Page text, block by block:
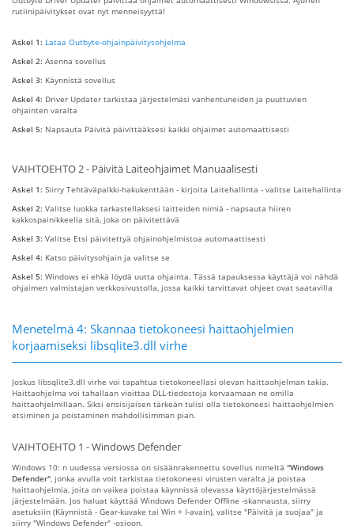
rutiinipäivitykset ovat nyt menneisyyttä!
Askel 1: Lataa Outbyte-ohjainpäivitysohjelma
Askel 2: Asenna sovellus
Askel 3: Käynnistä sovellus
Askel 4: Driver Updater tarkistaa järjestelmäsi vanhentuneiden ja puuttuvien
ohjainten varalta
Askel 5: Napsauta Päivitä päivittääksesi kaikki ohjaimet automaattisesti
VAIHTOEHTO 2 - Päivitä Laiteohjaimet Manuaalisesti
Askel 1: Siirry Tehtäväpalkki-hakukenttään - kirjoita Laitehallinta - valitse Laitehallinta
Askel 2: Valitse luokka tarkastellaksesi laitteiden nimiä - napsauta hiiren
kakkospainikkeella sitä, joka on päivitettävä
Askel 3: Valitse Etsi päivitettyä ohjainohjelmistoa automaattisesti
Askel 4: Katso päivitysohjain ja valitse se
Askel 5: Windows ei ehkä löydä uutta ohjainta. Tässä tapauksessa käyttäjä voi nähdä
ohjaimen valmistajan verkkosivustolla, jossa kaikki tarvittavat ohjeet ovat saatavilla
Menetelmä 4: Skannaa tietokoneesi haittaohjelmien
korjaamiseksi libsqlite3.dll virhe
Joskus libsqlite3.dll virhe voi tapahtua tietokoneellasi olevan haittaohjelman takia.
Haittaohjelma voi tahallaan vioittaa DLL-tiedostoja korvaamaan ne omilla
haittaohjelmillaan. Siksi ensisijaisen tärkeän tulisi olla tietokoneesi haittaohjelmien
etsiminen ja poistaminen mahdollisimman pian.
VAIHTOEHTO 1 - Windows Defender
Windows 10: n uudessa versiossa on sisäänrakennettu sovellus nimeltä "Windows
Defender" , jonka avulla voit tarkistaa tietokoneesi virusten varalta ja poistaa
haittaohjelmia, joita on vaikea poistaa käynnissä olevassa käyttöjärjestelmässä
järjestelmään. Jos haluat käyttää Windows Defender Offline -skannausta, siirry
asetuksiin (Käynnistä - Gear-kuvake tai Win + I-avain), valitse "Päivitä ja suojaa" ja
siirry "Windows Defender" -osioon.